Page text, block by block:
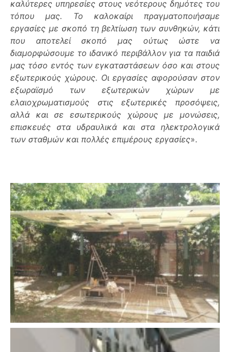
καλύτερες υπηρεσίες στους νεότερους δημότες του
τόπου μας. Το καλοκαίρι πραγματοποιήσαμε
εργασίες με σκοπό τη βελτίωση των συνθηκών, κάτι
που αποτελεί σκοπό μας ούτως ώστε να
διαμορφώσουμε το ιδανικό περιβάλλον για τα παιδιά
μας τόσο εντός των εγκαταστάσεων όσο και στους
εξωτερικούς χώρους. Οι εργασίες αφορούσαν στον
εξωραϊσμό των εξωτερικών χώρων με
ελαιοχρωματισμούς στις εξωτερικές προσόψεις,
αλλά και σε εσωτερικούς χώρους με μονώσεις,
επισκευές στα υδραυλικά και στα ηλεκτρολογικά
των σταθμών και πολλές επιμέρους εργασίες».